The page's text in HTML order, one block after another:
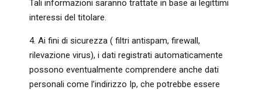
Tali informazioni saranno trattate in base ai legittimi
interessi del titolare.
4. Ai fini di sicurezza ( filtri antispam, firewall,
rilevazione virus), i dati registrati automaticamente
possono eventualmente comprendere anche dati
personali come l’indirizzo Ip, che potrebbe essere